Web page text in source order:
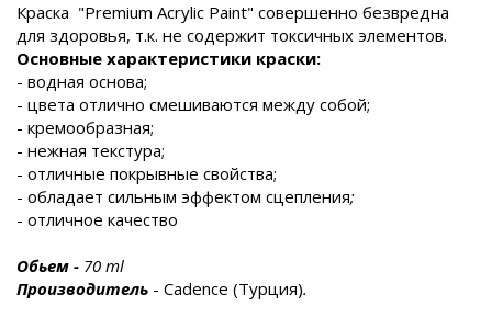
Краска "Premium Acrylic Paint" совершенно безвредна
для здоровья, т.к. не содержит токсичных элементов.
Основные характеристики краски:
- водная основа;
- цвета отлично смешиваются между собой;
- кремообразная;
- нежная текстура;
- отличные покрывные свойства;
- обладает сильным эффектом сцепления;
- отличное качество
Обьем - 70 ml
Производитель - Cadence (Турция).